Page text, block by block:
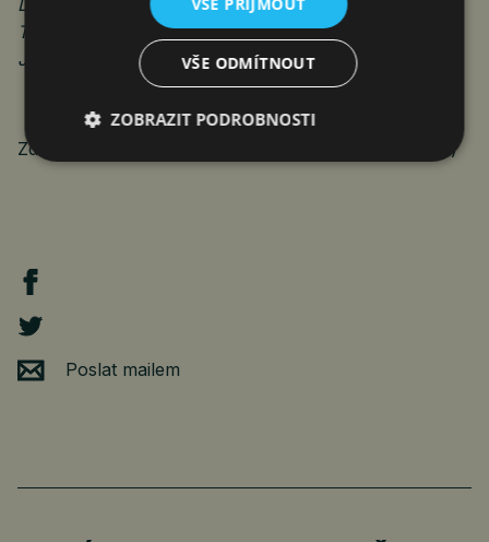
Labem, Školní 1803; Speciální ZŠ a Speciální MŠ
Teplice, Trnovanská 1331 – Milena Švermová; ZŠ
Jirkov, Nerudova – Ing. Bc. Martina Meitnerová.
Zdroj: Krajský koordinátor EVVO pro ÚK (Ekoosvěta)
Poslat mailem
VŠE ODMÍTNOUT
ZOBRAZIT PODROBNOSTI